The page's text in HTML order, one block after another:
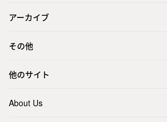
アーカイブ
その他
他のサイト
About Us